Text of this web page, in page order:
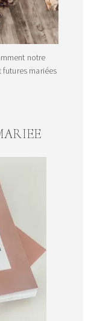
notre
mariées